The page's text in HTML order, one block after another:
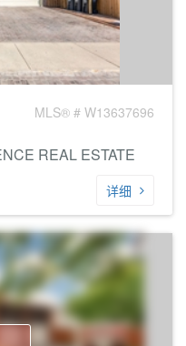
MLS® # W13637696
REAL ESTATE
详细